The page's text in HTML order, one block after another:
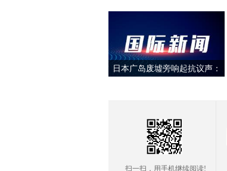
日本广岛废墟旁响起抗议声：
扫一扫，用手机继续阅读!